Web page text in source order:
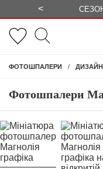
<
ФОТОШПАЛЕРИ
Фотошпалери